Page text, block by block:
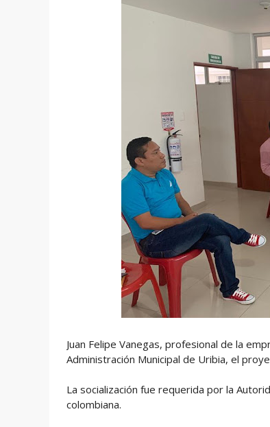
Juan Felipe Vanegas, profesional de la
Administración Municipal de Uribia, el
La socialización fue requerida por la
colombiana.